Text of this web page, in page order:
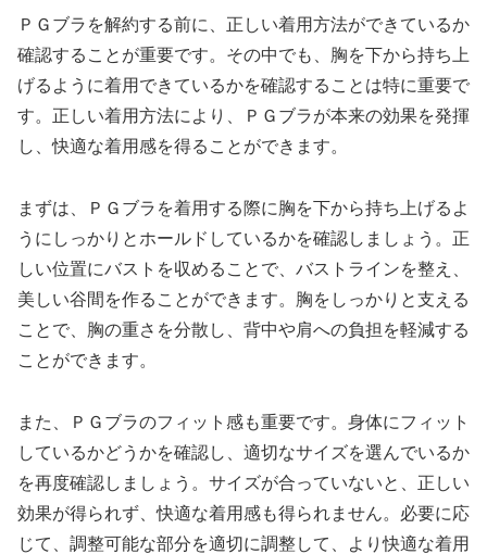
ＰＧブラを解約する前に、正しい着用方法ができているか
確認することが重要です。その中でも、胸を下から持ち上
げるように着用できているかを確認することは特に重要で
す。正しい着用方法により、ＰＧブラが本来の効果を発揮
し、快適な着用感を得ることができます。
まずは、ＰＧブラを着用する際に胸を下から持ち上げるよ
うにしっかりとホールドしているかを確認しましょう。正
しい位置にバストを収めることで、バストラインを整え、
美しい谷間を作ることができます。胸をしっかりと支える
ことで、胸の重さを分散し、背中や肩への負担を軽減する
ことができます。
また、ＰＧブラのフィット感も重要です。身体にフィット
しているかどうかを確認し、適切なサイズを選んでいるか
を再度確認しましょう。サイズが合っていないと、正しい
効果が得られず、快適な着用感も得られません。必要に応
じて、調整可能な部分を適切に調整して、より快適な着用